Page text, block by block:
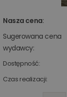
Nasza cena:
Sugerowana cena
wydawcy:
Dostępność:
Czas realizacji: